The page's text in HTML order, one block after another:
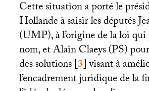
Cette situation a porté le
Hollande à saisir les députés
(UMP), à l’origine de la loi
nom, et Alain Claeys (PS)
des solutions[3]visant à
l’encadrement juridique de la